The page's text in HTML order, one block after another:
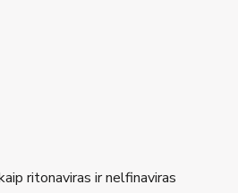
ritonaviras ir nelfinaviras